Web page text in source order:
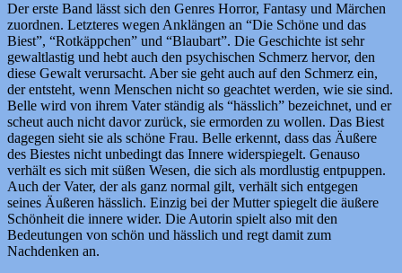
Der erste Band lässt sich den Genres Horror, Fantasy und Märchen
zuordnen. Letzteres wegen Anklängen an “Die Schöne und das
Biest”, “Rotkäppchen” und “Blaubart”. Die Geschichte ist sehr
gewaltlastig und hebt auch den psychischen Schmerz hervor, den
diese Gewalt verursacht. Aber sie geht auch auf den Schmerz ein,
der entsteht, wenn Menschen nicht so geachtet werden, wie sie sind.
Belle wird von ihrem Vater ständig als “hässlich” bezeichnet, und er
scheut auch nicht davor zurück, sie ermorden zu wollen. Das Biest
dagegen sieht sie als schöne Frau. Belle erkennt, dass das Äußere
des Biestes nicht unbedingt das Innere widerspiegelt. Genauso
verhält es sich mit süßen Wesen, die sich als mordlustig entpuppen.
Auch der Vater, der als ganz normal gilt, verhält sich entgegen
seines Äußeren hässlich. Einzig bei der Mutter spiegelt die äußere
Schönheit die innere wider. Die Autorin spielt also mit den
Bedeutungen von schön und hässlich und regt damit zum
Nachdenken an.